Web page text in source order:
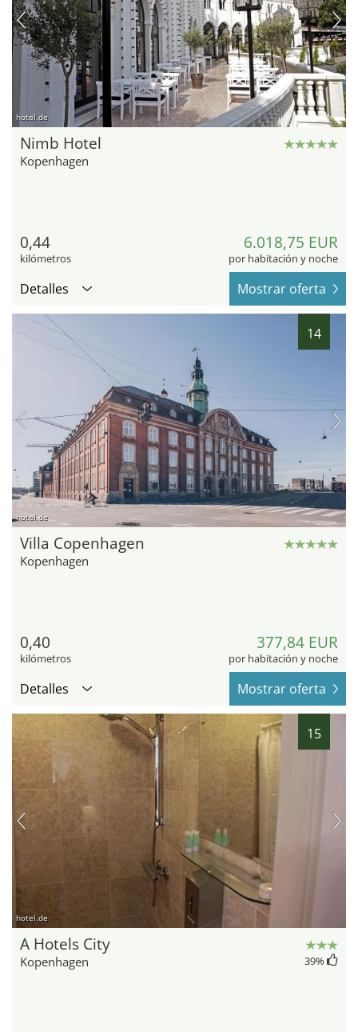
hotel.de
Nimb Hotel
Kopenhagen
0,44
kilómetros
6.018,75 EUR
por habitación y noche
Detalles Mostrar oferta
14
hotel.de
Villa Copenhagen
Kopenhagen
0,40
kilómetros
377,84 EUR
por habitación y noche
Detalles Mostrar oferta
15
hotel.de
A Hotels City
Kopenhagen 39%